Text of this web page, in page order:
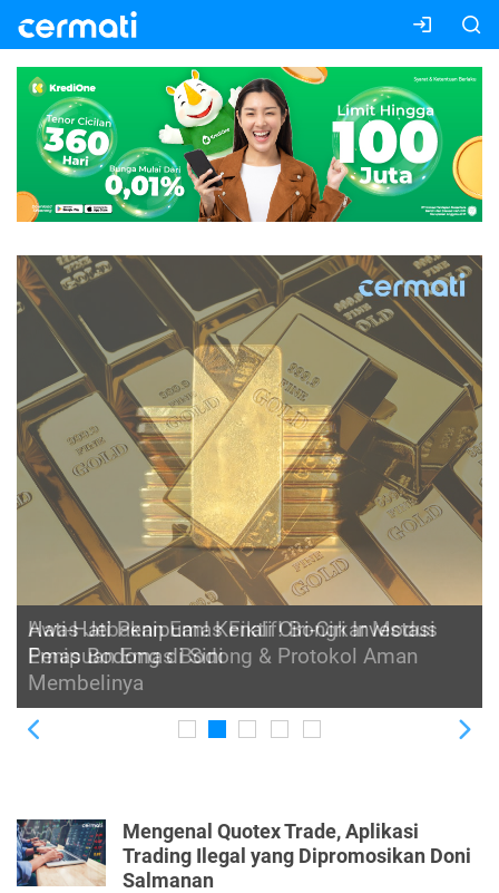
Hati-Hati Penipuan! Kenali Ciri-Ciri Investasi
Emas Bodong di Sini
Mengenal Quotex Trade, Aplikasi
Trading Ilegal yang Dipromosikan Doni
Salmanan